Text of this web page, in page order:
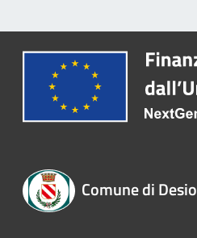
Comune di Desio